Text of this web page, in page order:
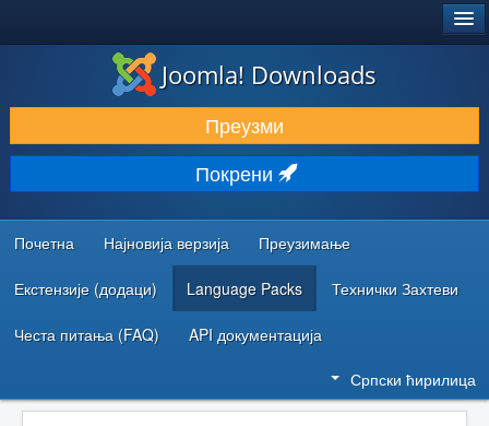
ПРЕУЗИМАЊЕ И ПРОШИРЕЊА (ЕКСТЕНЗИЈЕ)
ОТКРИЈТЕ И НАУЧИТЕ
ЗАЈЕДНИЦА И ПОДРШКА
РЕСУРСИ ЗА РАЗВОЈ
Joomla! Downloads
Преузми
Покрени
Почетна Најновија верзија Преузимање
Екстензије (додаци) Language Packs Технички Захтеви
Честа питања (FAQ) API документација
Српски ћирилица